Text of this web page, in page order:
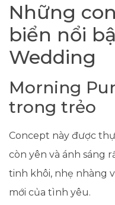
Những
biển nổi
Wedding
Morning
trong trẻo
Concept này được
còn yên và ánh sáng
tinh khôi, nhẹ nhàng
mới của tình yêu.